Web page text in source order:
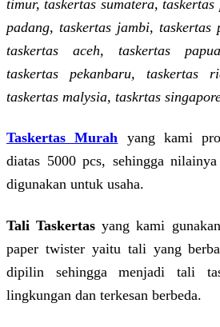
timur, taskertas sumatera,
padang, taskertas jambi, taskertas
taskertas aceh, taskertas
taskertas pekanbaru, taskertas
taskertas malysia, taskrtas
Taskertas Murah yang kami
diatas 5000 pcs, sehingga
digunakan untuk usaha.
Tali Taskertas yang kami
paper twister yaitu tali yang
dipilin sehingga menjadi tali
lingkungan dan terkesan berbeda.